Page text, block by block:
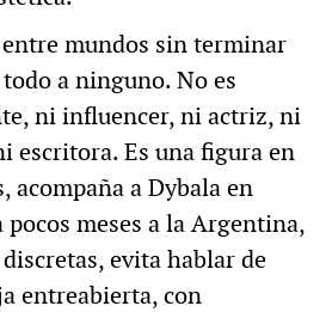
mundos sin terminar
a ninguno. No es
ni influencer, ni actriz, ni
escritora. Es una figura en
a Dybala en
meses a la Argentina,
evita hablar de
entreabierta, con